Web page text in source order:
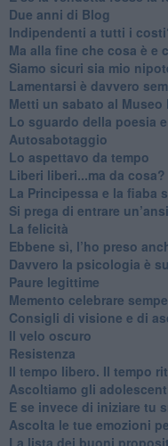
​Due anni di Blog
​Indipendenti a tutti i
​Ma alla fine che cosa è e
​Siamo sicuri sia mio
​Lamentarsi è davvero
​Metti un sabato al Museo
​Lo sguardo della poesia
Autosabotaggio
​Lo aspettavo da tempo
​Liberi liberi...ma da cosa?
​La Principessa e la fiaba
Si prega di entrare
​La felicità
​Ebbene sì, l’ho preso
​Davvero la psicologia è
Paure legittime
​Memento celebrare
​Consigli di visione e di
​Il velo oscuro
Resistenza
​Il tempo libero. Il tempo
Ascoltiamo gli
​E se invece di iniziare tu
​Ascolta le tue emozioni
​La lista dei buoni